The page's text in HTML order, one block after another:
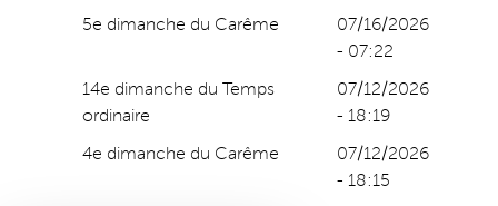
5e dimanche du Carême
07/16/2026
- 07:22
14e dimanche du Temps
ordinaire
07/12/2026
- 18:19
4e dimanche du Carême
07/12/2026
- 18:15